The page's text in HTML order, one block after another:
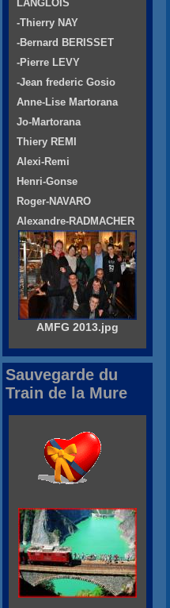
LANGLOIS
-Thierry NAY
-Bernard BERISSET
-Pierre LEVY
-Jean frederic Gosio
Anne-Lise Martorana
Jo-Martorana
Thiery REMI
Alexi-Remi
Henri-Gonse
Roger-NAVARO
Alexandre-RADMACHER
AMFG 2013.jpg
Sauvegarde du
Train de la Mure